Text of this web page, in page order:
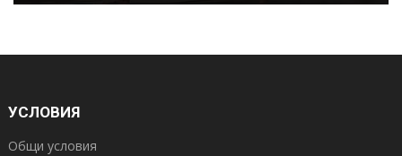
УСЛОВИЯ
Общи условия